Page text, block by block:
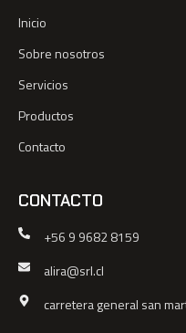
Inicio
Sobre nosotros
Servicios
Productos
Contacto
CONTACTO
+56 9 9682 8159
alira@srl.cl
carretera general san